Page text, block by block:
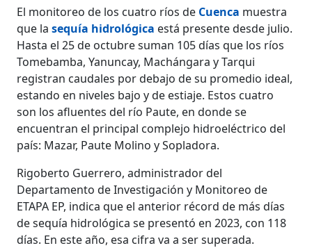
El monitoreo de los cuatro ríos de Cuenca muestra
que lasequía hidrológica está presente desde julio.
Hasta el 25 de octubre suman 105 días que los ríos
Tomebamba, Yanuncay, Machángara y Tarqui
registran caudales por debajo de su promedio ideal,
estando en niveles bajo y de estiaje. Estos cuatro
son los afluentes del río Paute, en donde se
encuentran el principal complejo hidroeléctrico del
país: Mazar, Paute Molino y Sopladora.
Rigoberto Guerrero, administrador del
Departamento de Investigación y Monitoreo de
ETAPA EP, indica que el anterior récord de más días
de sequía hidrológica se presentó en 2023, con 118
días. En este año, esa cifra va a ser superada.